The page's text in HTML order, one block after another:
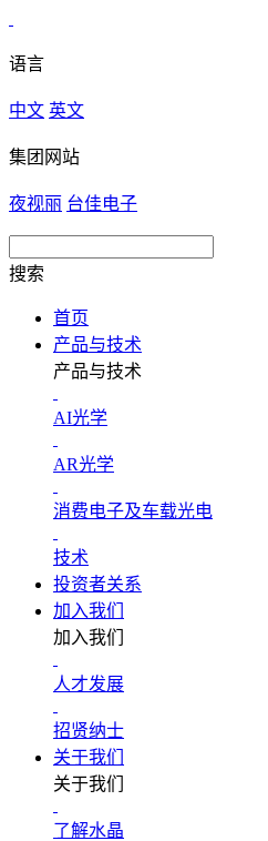
语言
中文 英文
集团网站
夜视丽 台佳电子
搜索
首页
产品与技术
产品与技术
AI光学
AR光学
消费电子及车载光电
技术
投资者关系
加入我们
加入我们
人才发展
招贤纳士
关于我们
关于我们
了解水晶